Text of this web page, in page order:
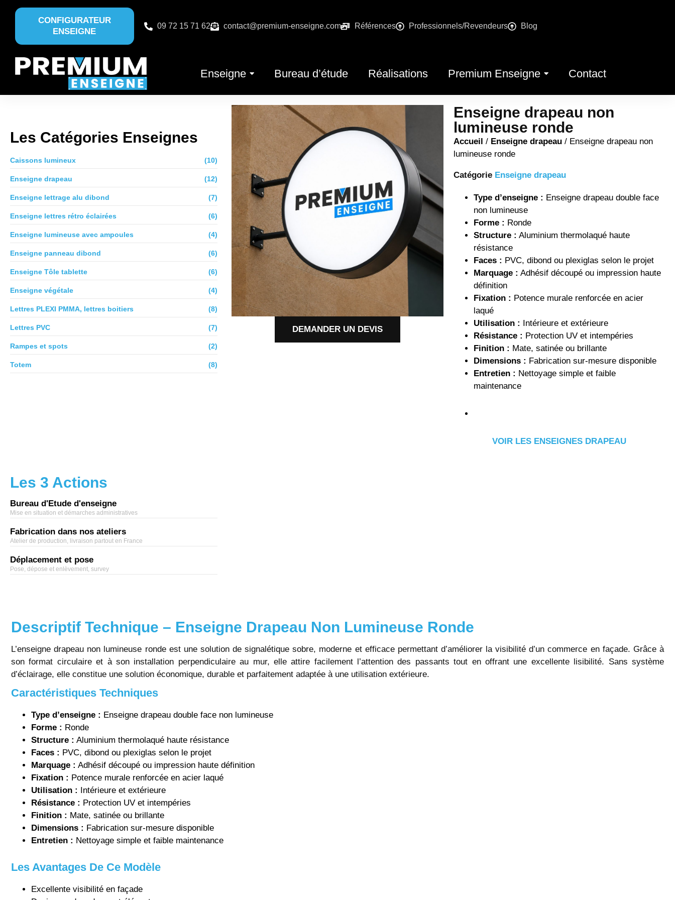
CONFIGURATEUR
ENSEIGNE
09 72 15 71 62 contact@premium-enseigne.com Références Professionnels/Revendeurs Blog
Enseigne Bureau d’étude Réalisations Premium Enseigne Contact
Les Catégories Enseignes
Caissons lumineux (10)
Enseigne drapeau (12)
Enseigne lettrage alu dibond (7)
Enseigne lettres rétro éclairées (6)
Enseigne lumineuse avec ampoules (4)
Enseigne panneau dibond (6)
Enseigne Tôle tablette (6)
Enseigne végétale (4)
Lettres PLEXI PMMA, lettres boitiers (8)
Lettres PVC (7)
Rampes et spots (2)
Totem (8)
DEMANDER UN DEVIS
Enseigne drapeau non
lumineuse ronde
Accueil / Enseigne drapeau/ Enseigne drapeau non
lumineuse ronde
Catégorie Enseigne drapeau
Type d’enseigne : Enseigne drapeau double face
non lumineuse
Forme : Ronde
Structure : Aluminium thermolaqué haute
résistance
Faces : PVC, dibond ou plexiglas selon le projet
Marquage : Adhésif découpé ou impression haute
définition
Fixation : Potence murale renforcée en acier
laqué
Utilisation : Intérieure et extérieure
Résistance : Protection UV et intempéries
Finition : Mate, satinée ou brillante
Dimensions : Fabrication sur-mesure disponible
Entretien : Nettoyage simple et faible
maintenance
VOIR LES ENSEIGNES DRAPEAU
Les 3 Actions
Bureau d'Etude d'enseigne
Mise en situation et démarches administratives
Fabrication dans nos ateliers
Atelier de production, livraison partout en France
Déplacement et pose
Pose, dépose et enlèvement, survey
Descriptif Technique – Enseigne Drapeau Non Lumineuse Ronde
L’enseigne drapeau non lumineuse ronde est une solution de signalétique sobre, moderne et efficace permettant d’améliorer la visibilité d’un commerce en façade. Grâce à
son format circulaire et à son installation perpendiculaire au mur, elle attire facilement l’attention des passants tout en offrant une excellente lisibilité. Sans système
d’éclairage, elle constitue une solution économique, durable et parfaitement adaptée à une utilisation extérieure.
Caractéristiques Techniques
Type d’enseigne : Enseigne drapeau double face non lumineuse
Forme : Ronde
Structure : Aluminium thermolaqué haute résistance
Faces : PVC, dibond ou plexiglas selon le projet
Marquage : Adhésif découpé ou impression haute définition
Fixation : Potence murale renforcée en acier laqué
Utilisation :
Intérieure et extérieure
Résistance : Protection UV et intempéries
Finition : Mate, satinée ou brillante
Dimensions : Fabrication sur-mesure disponible
Entretien : Nettoyage simple et faible maintenance
Les Avantages De Ce Modèle
Excellente visibilité en façade